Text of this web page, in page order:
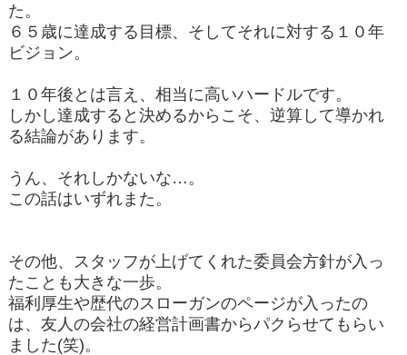
た。
６５歳に達成する目標、そしてそれに対する１０年
ビジョン。
１０年後とは言え、相当に高いハードルです。
しかし達成すると決めるからこそ、逆算して導かれ
る結論があります。
うん、それしかないな…。
この話はいずれまた。
その他、スタッフが上げてくれた委員会方針が入っ
たことも大きな一歩。
福利厚生や歴代のスローガンのページが入ったの
は、友人の会社の経営計画書からパクらせてもらい
ました(笑)。